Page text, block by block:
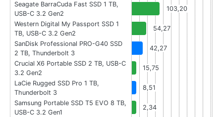
Seagate BarraCuda Fast SSD 1 TB,
USB-C 3.2 Gen2
103,20
Western Digital My Passport SSD 1
TB, USB-C 3.2 Gen2
54,27
SanDisk Professional PRO-G40 SSD
2 TB, Thunderbolt 3
42,27
Crucial X6 Portable SSD 2 TB, USB-C
3.2 Gen2
15,75
LaCie Rugged SSD Pro 1 TB,
Thunderbolt 3
8,51
Samsung Portable SSD T5 EVO 8 TB,
USB-C 3.2 Gen1
2,34